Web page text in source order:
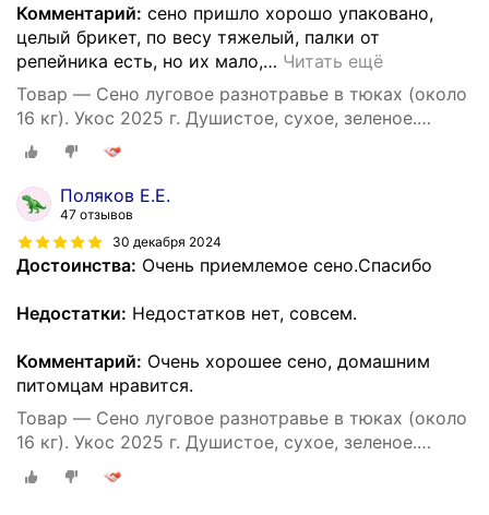
Комментарий: сено пришло хорошо упаковано,
целый брикет, по весу тяжелый, палки от
репейника есть, но их мало,… Читать ещё
Товар — Сено луговое разнотравье в тюках (около
16 кг). Укос 2025 г. Душистое, сухое, зеленое.
Натуральный корм и подстилка для собак.
Поляков Е.Е.
47 отзывов
30 декабря 2024
Достоинства: Очень приемлемое сено.Спасибо
Недостатки: Недостатков нет, совсем.
Комментарий: Очень хорошее сено, домашним
питомцам нравится.
Товар — Сено луговое разнотравье в тюках (около
16 кг). Укос 2025 г. Душистое, сухое, зеленое.
Натуральный корм и подстилка для собак.